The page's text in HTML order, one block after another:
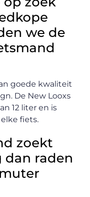
we de
goede kwaliteit
De New Looxs
12 liter en is
fiets.
zoekt
dan raden